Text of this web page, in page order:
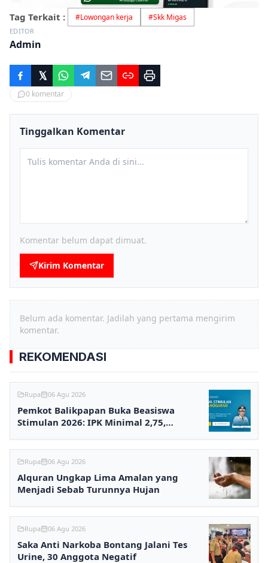
Tag Terkait : #Lowongan kerja #Skk Migas
EDITOR
Admin
0 komentar
Tinggalkan Komentar
Komentar belum dapat dimuat.
Kirim Komentar
Belum ada komentar. Jadilah yang pertama mengirim
komentar.
REKOMENDASI
Rupa 06 Agu 2026
Pemkot Balikpapan Buka Beasiswa
Stimulan 2026: IPK Minimal 2,75,
Rupa 06 Agu 2026
Alquran Ungkap Lima Amalan yang
Menjadi Sebab Turunnya Hujan
Rupa 06 Agu 2026
Saka Anti Narkoba Bontang Jalani Tes
Urine, 30 Anggota Negatif